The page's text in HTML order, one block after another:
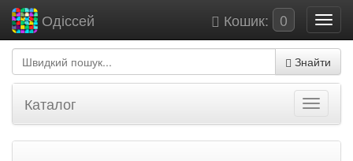
Кошик: 0
Одіссей
Знайти
Каталог